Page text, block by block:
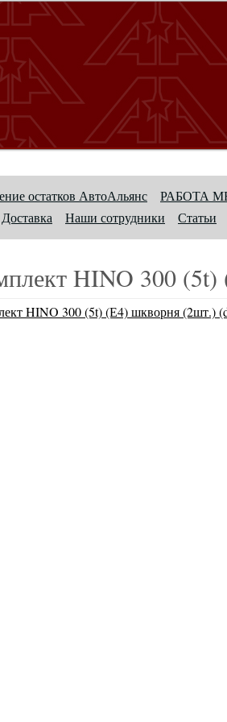
остатков АвтоАльянс РАБОТА
Доставка Наши сотрудники Статьи
HINO 300